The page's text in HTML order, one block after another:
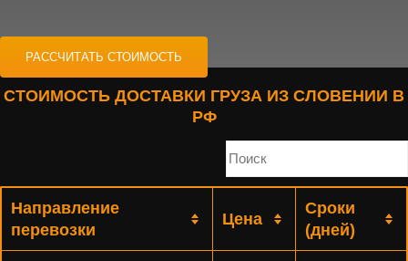
РАССЧИТАТЬ СТОИМОСТЬ
СТОИМОСТЬ ДОСТАВКИ ГРУЗА ИЗ СЛОВЕНИИ В
РФ
Направление
перевозки
Цена
Сроки
(дней)